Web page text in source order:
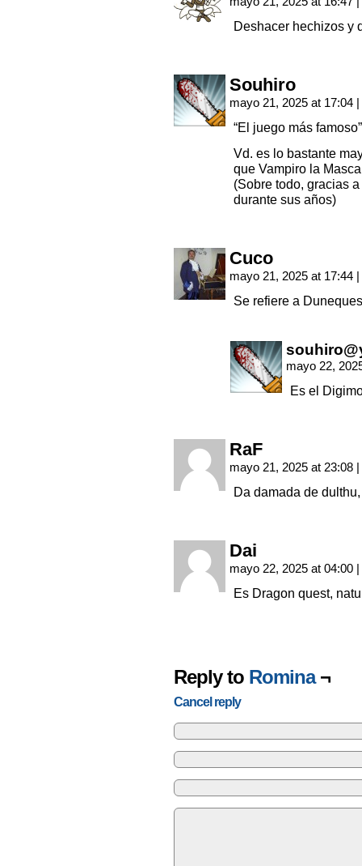
Deshacer hechizos y
Souhiro
mayo 21, 2025 at 17:04 |
“El juego más
Vd. es lo bastante
que Vampiro la
(Sobre todo, gracias
durante sus años)
Cuco
mayo 21, 2025 at 17:44 |
Se refiere a
mayo 22,
Es el
RaF
mayo 21, 2025 at 23:08 |
Da damada de
Dai
mayo 22, 2025 at 04:00 |
Es Dragon quest,
Reply to Romina¬
Cancel reply